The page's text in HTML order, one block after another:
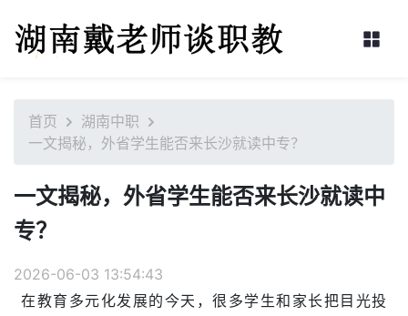
首页
湖南中职
一文揭秘，外省学生能否来长沙就读中专？
一文揭秘，外省学生能否来长沙就读中
专？
2026-06-03 13:54:43
在教育多元化发展的今天，很多学生和家长把目光投